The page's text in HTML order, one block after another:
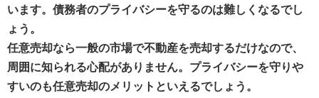
います。債務者のプライバシーを守るのは難しくなるでし
ょう。
任意売却なら一般の市場で不動産を売却するだけなので、
周囲に知られる心配がありません。プライバシーを守りや
すいのも任意売却のメリットといえるでしょう。